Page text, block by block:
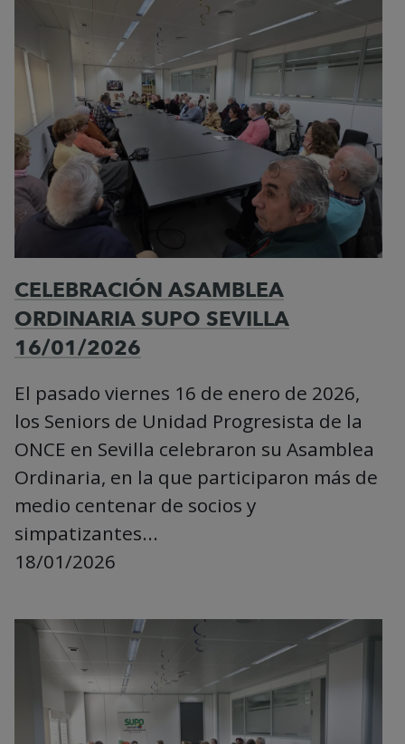
CELEBRACIÓN ASAMBLEA
ORDINARIA SUPO SEVILLA
16/01/2026
El pasado viernes 16 de enero de 2026,
los Seniors de Unidad Progresista de la
ONCE en Sevilla celebraron su Asamblea
Ordinaria, en la que participaron más de
medio centenar de socios y
simpatizantes...
18/01/2026